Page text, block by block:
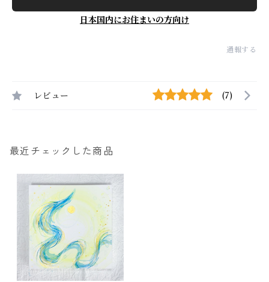
日本国内にお住まいの方向け
通報する
レビュー (7)
最近チェックした商品